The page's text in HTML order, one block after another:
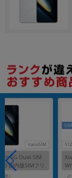
nanoSIM
5G Dual-SIM
国内版SIMフリ
米） ー】